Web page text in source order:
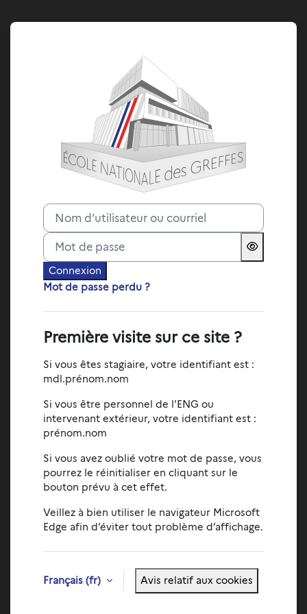
Connexion à
Nom d’utilisateur ou courriel
Mot de passe
Connexion
Mot de passe perdu ?
Première visite sur ce site ?
Si vous êtes stagiaire, votre identifiant est :
mdl.prénom.nom
Si vous être personnel de l'ENG ou
intervenant extérieur, votre identifiant est :
prénom.nom
Si vous avez oublié votre mot de passe, vous
pourrez le réinitialiser en cliquant sur le
bouton prévu à cet effet.
Veillez à bien utiliser le navigateur Microsoft
Edge afin d’éviter tout problème d’affichage.
Français ‎(fr)‎ Avis relatif aux cookies